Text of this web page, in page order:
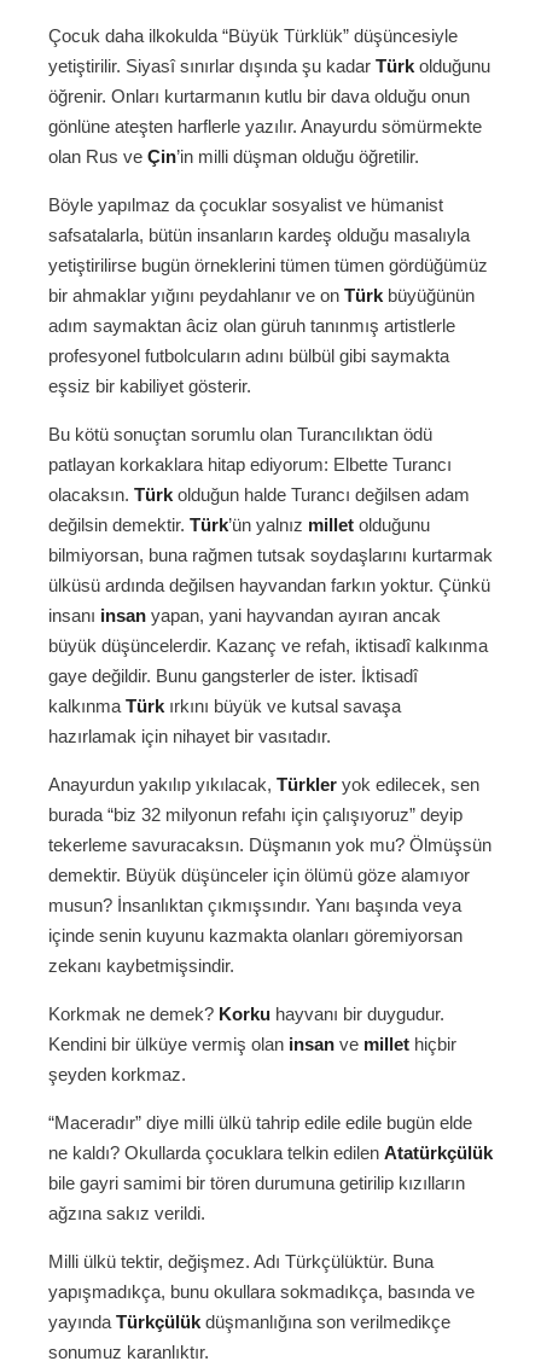
Çocuk daha ilkokulda “Büyük Türklük” düşüncesiyle
yetiştirilir. Siyasî sınırlar dışında şu kadar Türk olduğunu
öğrenir. Onları kurtarmanın kutlu bir dava olduğu onun
gönlüne ateşten harflerle yazılır. Anayurdu sömürmekte
olan Rus ve Çin’in milli düşman olduğu öğretilir.
Böyle yapılmaz da çocuklar sosyalist ve hümanist
safsatalarla, bütün insanların kardeş olduğu masalıyla
yetiştirilirse bugün örneklerini tümen tümen gördüğümüz
bir ahmaklar yığını peydahlanır ve on Türk büyüğünün
adım saymaktan âciz olan güruh tanınmış artistlerle
profesyonel futbolcuların adını bülbül gibi saymakta
eşsiz bir kabiliyet gösterir.
Bu kötü sonuçtan sorumlu olan Turancılıktan ödü
patlayan korkaklara hitap ediyorum: Elbette Turancı
olacaksın. Türk olduğun halde Turancı değilsen adam
değilsin demektir. Türk’ün yalnız millet olduğunu
bilmiyorsan, buna rağmen tutsak soydaşlarını kurtarmak
ülküsü ardında değilsen hayvandan farkın yoktur. Çünkü
insanı insan yapan, yani hayvandan ayıran ancak
büyük düşüncelerdir. Kazanç ve refah, iktisadî kalkınma
gaye değildir. Bunu gangsterler de ister. İktisadî
kalkınma Türk ırkını büyük ve kutsal savaşa
hazırlamak için nihayet bir vasıtadır.
Anayurdun yakılıp yıkılacak, Türkler yok edilecek, sen
burada “biz 32 milyonun refahı için çalışıyoruz” deyip
tekerleme savuracaksın. Düşmanın yok mu? Ölmüşsün
demektir. Büyük düşünceler için ölümü göze alamıyor
musun? İnsanlıktan çıkmışsındır. Yanı başında veya
içinde senin kuyunu kazmakta olanları göremiyorsan
zekanı kaybetmişsindir.
Korkmak ne demek? Korku hayvanı bir duygudur.
Kendini bir ülküye vermiş olan insan ve millet hiçbir
şeyden korkmaz.
“Maceradır” diye milli ülkü tahrip edile edile bugün elde
ne kaldı? Okullarda çocuklara telkin edilen Atatürkçülük
bile gayri samimi bir tören durumuna getirilip kızılların
ağzına sakız verildi.
Milli ülkü tektir, değişmez. Adı Türkçülüktür. Buna
yapışmadıkça, bunu okullara sokmadıkça, basında ve
yayında Türkçülük düşmanlığına son verilmedikçe
sonumuz karanlıktır.